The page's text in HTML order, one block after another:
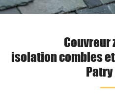
Couvreur
isolation combles
Patry